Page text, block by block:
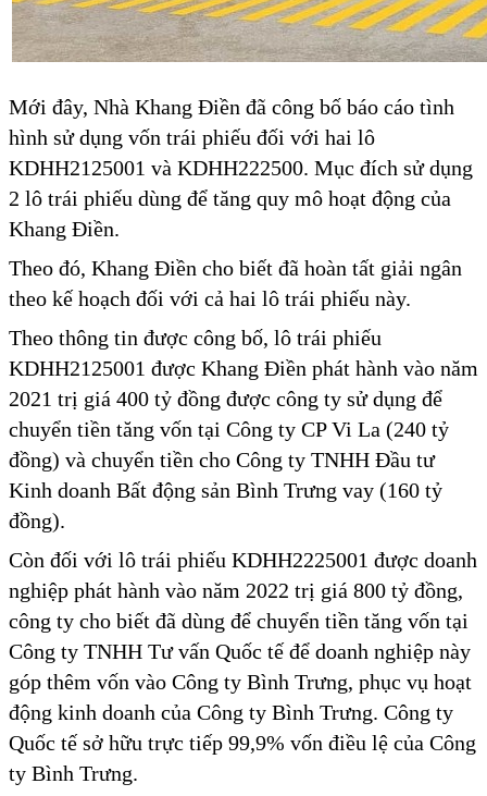
Mới đây, Nhà Khang Điền đã công bố báo cáo tình
hình sử dụng vốn trái phiếu đối với hai lô
KDHH2125001 và KDHH222500. Mục đích sử dụng
2 lô trái phiếu dùng để tăng quy mô hoạt động của
Khang Điền.
Theo đó, Khang Điền cho biết đã hoàn tất giải ngân
theo kế hoạch đối với cả hai lô trái phiếu này.
Theo thông tin được công bố, lô trái phiếu
KDHH2125001 được Khang Điền phát hành vào năm
2021 trị giá 400 tỷ đồng được công ty sử dụng để
chuyển tiền tăng vốn tại Công ty CP Vi La (240 tỷ
đồng) và chuyển tiền cho Công ty TNHH Đầu tư
Kinh doanh Bất động sản Bình Trưng vay (160 tỷ
đồng).
Còn đối với lô trái phiếu KDHH2225001 được doanh
nghiệp phát hành vào năm 2022 trị giá 800 tỷ đồng,
công ty cho biết đã dùng để chuyển tiền tăng vốn tại
Công ty TNHH Tư vấn Quốc tế để doanh nghiệp này
góp thêm vốn vào Công ty Bình Trưng, phục vụ hoạt
động kinh doanh của Công ty Bình Trưng. Công ty
Quốc tế sở hữu trực tiếp 99,9% vốn điều lệ của Công
ty Bình Trưng.